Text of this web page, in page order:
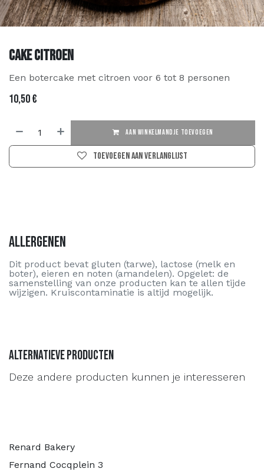
Cake Citroen
Een botercake met citroen voor 6 tot 8 personen
10,50€
AAN WINKELMANDJE TOEVOEGEN
Toevoegen aan verlanglijst
Allergenen
Dit product bevat gluten (tarwe), lactose (melk en
boter), eieren en noten (amandelen). Opgelet: de
samenstelling van onze producten kan te allen tijde
wijzigen. Kruiscontaminatie is altijd mogelijk.
Alternatieve producten
Deze andere producten kunnen je interesseren
Renard Bakery
Fernand Cocqplein 3